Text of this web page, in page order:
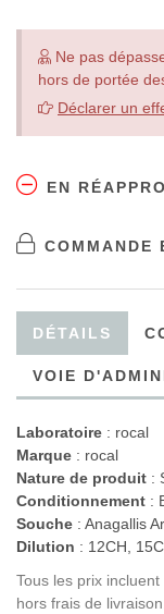
Ne pas
hors de portée
Déclarer un
EN
COMMANDE
DÉTAILS
VOIE
Laboratoire : rocal
Marque : rocal
Nature de produit :
Conditionnement :
Souche : Anagallis
Dilution : 12CH,
Tous les prix incluent
hors frais de livraison.